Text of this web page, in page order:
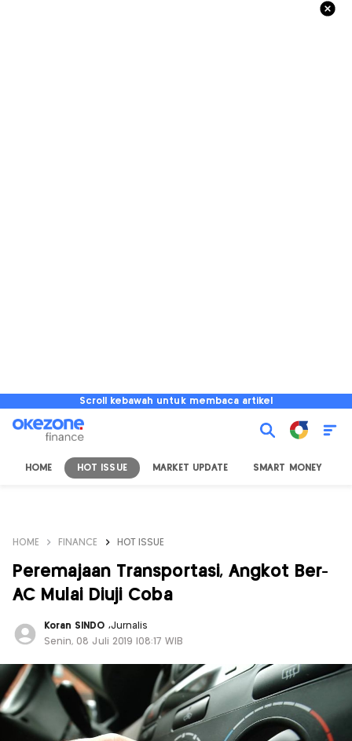
Scroll kebawah untuk membaca artikel
HOME HOT ISSUE MARKET UPDATE SMART MONEY
HOME FINANCE HOT ISSUE
Peremajaan Transportasi, Angkot Ber-
AC Mulai Diuji Coba
Koran SINDO ,Jurnalis
Senin, 08 Juli 2019 |08:17 WIB